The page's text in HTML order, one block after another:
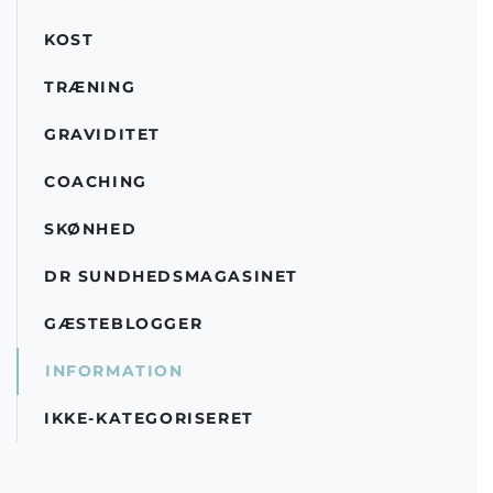
KOST
TRÆNING
GRAVIDITET
COACHING
SKØNHED
DR SUNDHEDSMAGASINET
GÆSTEBLOGGER
INFORMATION
IKKE-KATEGORISERET